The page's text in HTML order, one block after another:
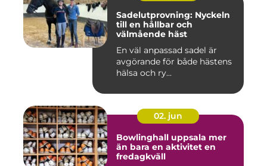
Sadelutprovning: Nyckeln
till en hållbar och
välmående häst
En väl anpassad sadel är
avgörande för både hästens
hälsa och ry...
02. jun
Bowlinghall uppsala mer
än bara en aktivitet en
fredagkväll